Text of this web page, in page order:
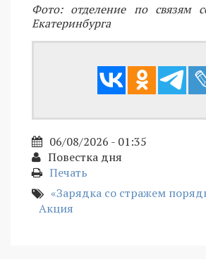
Фото: отделение по
Екатеринбурга
06/08/2026 - 01:35
Повестка дня
Печать
«Зарядка со стражем
Акция